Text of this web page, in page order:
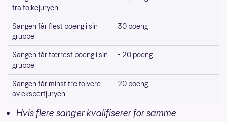
fra folkejuryen
Sangen får flest poeng i sin
gruppe
30 poeng
Sangen får færrest poeng i sin
gruppe
- 20 poeng
Sangen får minst tre tolvere
av ekspertjuryen
20 poeng
Hvis flere sanger kvalifiserer for samme